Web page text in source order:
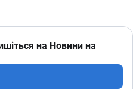
на Новини на